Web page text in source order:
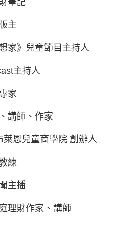
主
家》兒童節目主持人
主持人
家
講師、作家
萊恩兒童商學院 創辦人
練
主播
庭理財作家、講師